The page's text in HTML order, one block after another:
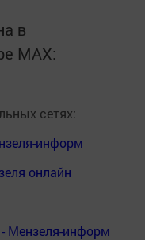
в
MАХ:
сетях:
информ
онлайн
Мензеля-информ